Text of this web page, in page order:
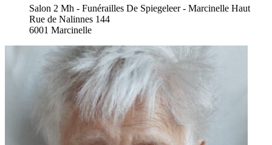
Salon 2 Mh - Funérailles De Spiegeleer - Marcinelle Haut
Rue de Nalinnes 144
6001 Marcinelle